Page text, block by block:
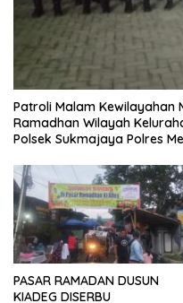
Patroli Malam Kewilayahan
Ramadhan Wilayah
Polsek Sukmajaya Polres
PASAR RAMADAN DUSUN
KIADEG DISERBU